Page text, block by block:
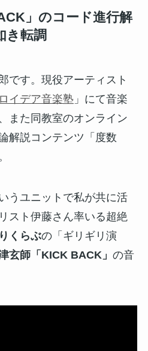
」のコード進行解
き転調
です。現役アーティスト
イデア音楽塾 」にて音楽
また同教室のオンライン
解説コンテンツ「度数
うユニットで私が共に活
スト伊藤さん率いる超絶
くらぶの「ギリギリ演
玄師「KICK BACK」 の音